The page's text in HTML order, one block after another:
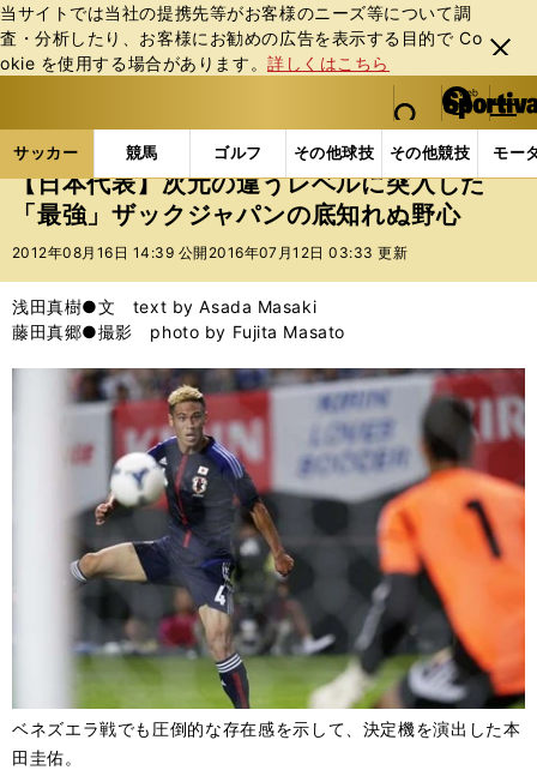
当サイトでは当社の提携先等がお客様のニーズ等について調
査・分析したり、お客様にお勧めの広告を表⽰する⽬的で Co
okie を使⽤する場合があります。詳しくはこちら
閉じ
る
web Sportiva (webスポルティーバ)
検索
マイペ
ー
ジ
メニュ
サッカー 競馬 ゴルフ その他球技 その他競技 モー
ス
ポ
ル
バ
サッカーの記事一覧 サッカー代表 日本代表 【
【日本代表】次元の違うレベルに突入した
「最強」ザックジャパンの底知れぬ野心
2012年08月16日 14:39 公開 2016年07月12日 03:33 更新
浅田真樹●文 text by Asada Masaki
藤田真郷●撮影 photo by Fujita Masato
ベネズエラ戦でも圧倒的な存在感を示して、決定機を演出した本
田圭佑。